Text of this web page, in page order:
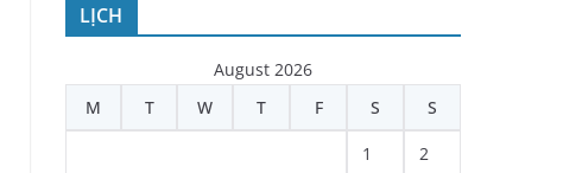
LỊCH
August 2026
M
T W T F S S
1 2